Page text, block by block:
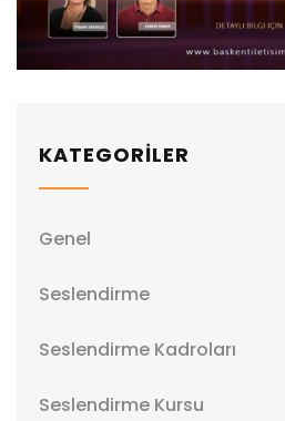
KATEGORİLER
Genel
Seslendirme
Seslendirme Kadroları
Seslendirme Kursu